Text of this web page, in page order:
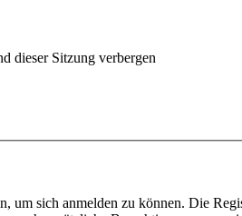
dieser Sitzung verbergen
um sich anmelden zu können. Die